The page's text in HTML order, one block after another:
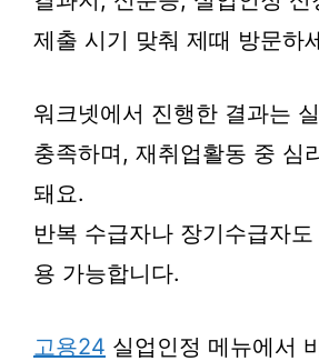
제출 시기 맞춰 제때 방문하
워크넷에서 진행한 결과는
충족하며, 재취업활동 중 심
돼요.
반복 수급자나 장기수급자
용 가능합니다.
고용24 실업인정 메뉴에서